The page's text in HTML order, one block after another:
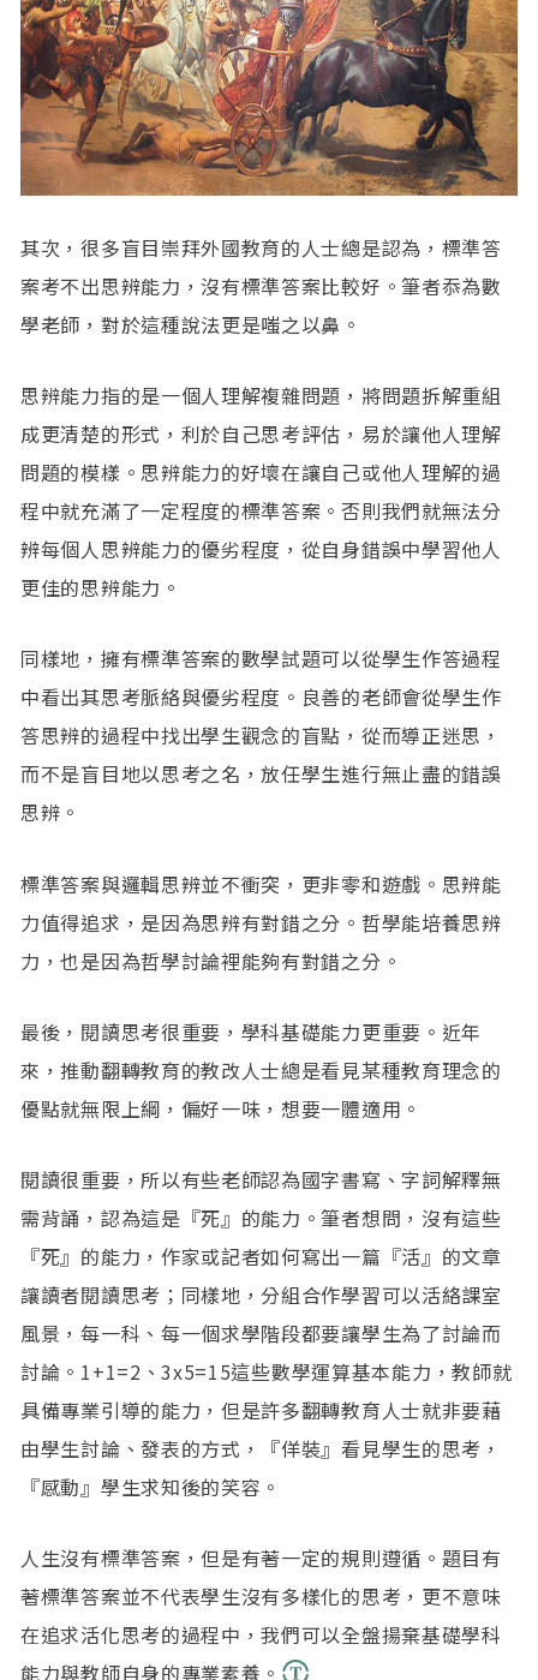
其次，很多盲目崇拜外國教育的人士總是認為，標準答
案考不出思辨能力，沒有標準答案比較好。筆者忝為數
學老師，對於這種說法更是嗤之以鼻。
思辨能力指的是一個人理解複雜問題，將問題拆解重組
成更清楚的形式，利於自己思考評估，易於讓他人理解
問題的模樣。思辨能力的好壞在讓自己或他人理解的過
程中就充滿了一定程度的標準答案。否則我們就無法分
辨每個人思辨能力的優劣程度，從自身錯誤中學習他人
更佳的思辨能力。
同樣地，擁有標準答案的數學試題可以從學生作答過程
中看出其思考脈絡與優劣程度。良善的老師會從學生作
答思辨的過程中找出學生觀念的盲點，從而導正迷思，
而不是盲目地以思考之名，放任學生進行無止盡的錯誤
思辨。
標準答案與邏輯思辨並不衝突，更非零和遊戲。思辨能
力值得追求，是因為思辨有對錯之分。哲學能培養思辨
力，也是因為哲學討論裡能夠有對錯之分。
最後，閱讀思考很重要，學科基礎能力更重要。近年
來，推動翻轉教育的教改人士總是看見某種教育理念的
優點就無限上綱，偏好一味，想要一體適用。
閱讀很重要，所以有些老師認為國字書寫、字詞解釋無
需背誦，認為這是『死』的能力。筆者想問，沒有這些
『死』的能力，作家或記者如何寫出一篇『活』的文章
讓讀者閱讀思考；同樣地，分組合作學習可以活絡課室
風景，每一科、每一個求學階段都要讓學生為了討論而
討論。1+1=2、3x5=15這些數學運算基本能力，教師就
具備專業引導的能力，但是許多翻轉教育人士就非要藉
由學生討論、發表的方式，『佯裝』看見學生的思考，
『感動』學生求知後的笑容。
人生沒有標準答案，但是有著一定的規則遵循。題目有
著標準答案並不代表學生沒有多樣化的思考，更不意味
在追求活化思考的過程中，我們可以全盤揚棄基礎學科
能力與教師自身的專業素養。